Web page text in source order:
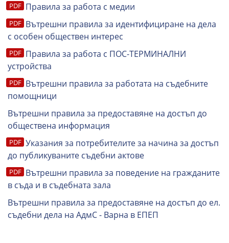
Правила за работа с медии
Вътрешни правила за идентифициране на дела
с особен обществен интерес
Правила за работа с ПОС-ТЕРМИНАЛНИ
устройства
Вътрешни правила за работата на съдебните
помощници
Вътрешни правила за предоставяне на достъп до
обществена информация
Указания за потребителите за начина за достъп
до публикуваните съдебни актове
Вътрешни правила за поведение на гражданите
в съда и в съдебната зала
Вътрешни правила за предоставяне на достъп до ел.
съдебни дела на АдмС - Варна в ЕПЕП